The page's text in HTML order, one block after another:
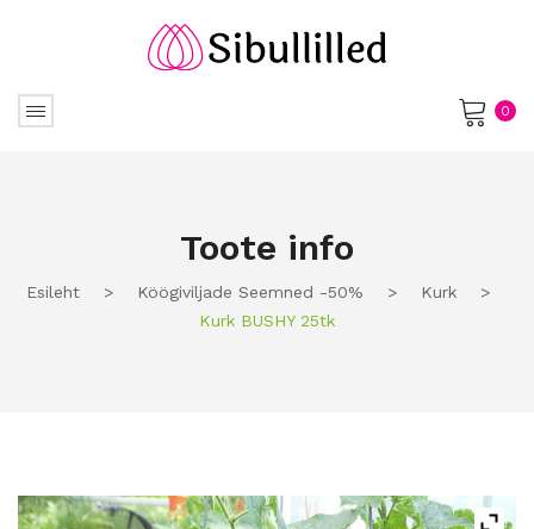
0
Toote info
Esileht > Köögiviljade Seemned -50% > Kurk
>
Kurk BUSHY 25tk